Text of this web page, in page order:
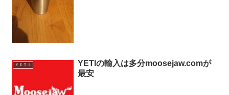
ＹＥＴＩ
YETIの輸入は多分moosejaw.comが
最安